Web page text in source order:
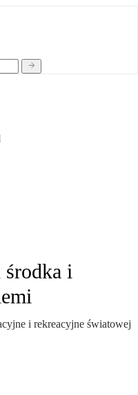
i
i rekreacyjne światowej